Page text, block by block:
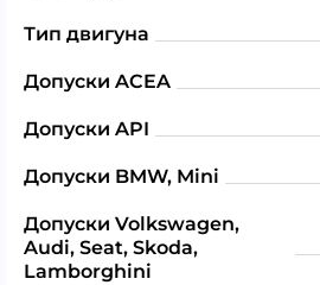
Тип двигуна
Допуски ACEA
Допуски API
Допуски BMW, Mini
Допуски Volkswagen,
Audi, Seat, Skoda,
Lamborghini